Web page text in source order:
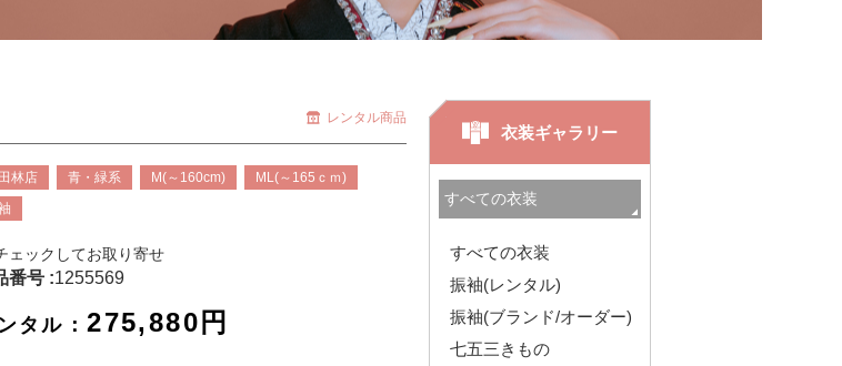
レンタル商品
林店 青・緑系 M(～160cm)
ML(～165ｃｍ)
ェックしてお取り寄せ
番号 :1255569
タル：275,880円
衣装ギャラリー
すべての衣装
振袖(レンタル)
振袖(ブランド/オーダー)
七五三きもの